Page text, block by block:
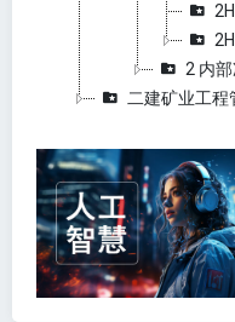
2 内
二建矿业工程